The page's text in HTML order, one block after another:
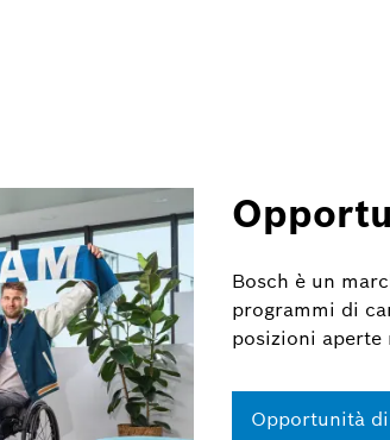
Bosch è un
programmi di
posizioni aperte
Opportunità